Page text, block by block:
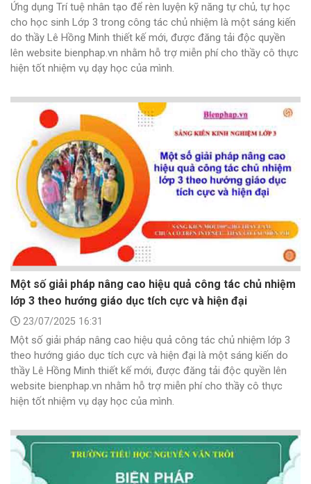
Ứng dụng Trí tuệ nhân tạo để rèn luyện kỹ năng tự chủ, tự học
cho học sinh Lớp 3 trong công tác chủ nhiệm là một sáng kiến
do thầy Lê Hồng Minh thiết kế mới, được đăng tải độc quyền
lên website bienphap.vn nhằm hỗ trợ miễn phí cho thầy cô thực
hiện tốt nhiệm vụ dạy học của mình.
Một số giải pháp nâng cao hiệu quả công tác chủ nhiệm
lớp 3 theo hướng giáo dục tích cực và hiện đại
23/07/2025 16:31
Một số giải pháp nâng cao hiệu quả công tác chủ nhiệm lớp 3
theo hướng giáo dục tích cực và hiện đại là một sáng kiến do
thầy Lê Hồng Minh thiết kế mới, được đăng tải độc quyền lên
website bienphap.vn nhằm hỗ trợ miễn phí cho thầy cô thực
hiện tốt nhiệm vụ dạy học của mình.